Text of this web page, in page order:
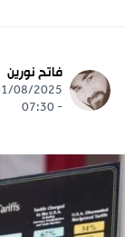
فاتح نورين
08/2025
- 07:30